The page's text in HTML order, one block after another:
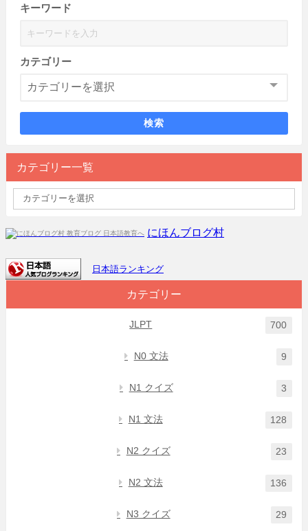
キーワード
カテゴリー
検索
カテゴリー一覧
にほんブログ村
日本語ランキング
カテゴリー
JLPT 700
N0 文法 9
N1 クイズ 3
N1 文法 128
N2 クイズ 23
N2 文法 136
N3 クイズ 29